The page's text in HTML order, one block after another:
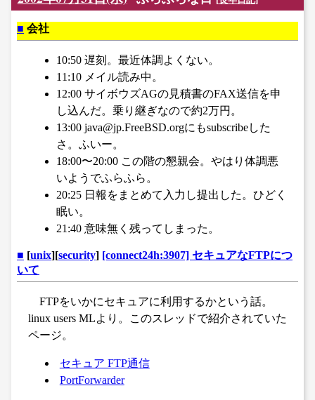
■ 会社
10:50 遅刻。最近体調よくない。
11:10 メイル読み中。
12:00 サイボウズAGの見積書のFAX送信を申
し込んだ。乗り継ぎなので約2万円。
13:00 java@jp.FreeBSD.orgにもsubscribeした
さ。ふいー。
18:00〜20:00 この階の懇親会。やはり体調悪
いようでふらふら。
20:25 日報をまとめて入力し提出した。ひどく
眠い。
21:40 意味無く残ってしまった。
■ [unix][security] [connect24h:3907] セキュアなFTPにつ
いて
FTPをいかにセキュアに利用するかという話。
linux users MLより。このスレッドで紹介されていた
ページ。
セキュア FTP通信
PortForwarder